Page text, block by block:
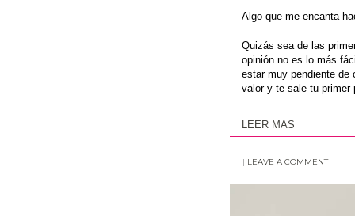
Algo que me encanta
Quizás sea de las
opinión no es lo más
estar muy pendiente
valor y te sale tu primer
LEER MAS
| | LEAVE A COMMENT